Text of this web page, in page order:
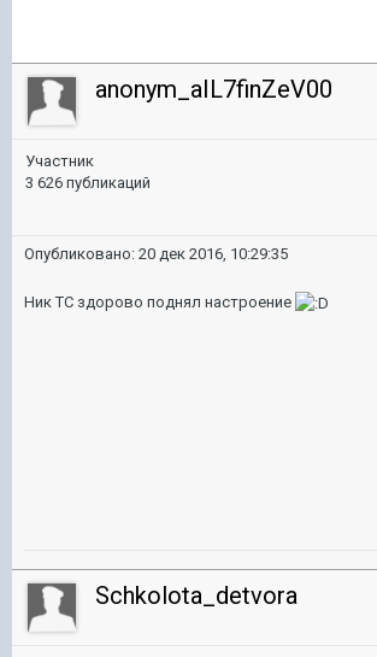
anonym_aIL7finZeV00
Участник
3 626 публикаций
Опубликовано: 20 дек 2016, 10:29:35
Ник ТС здорово поднял настроение
Schkolota_detvora